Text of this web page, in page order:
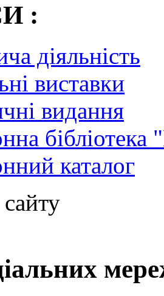
:
діяльність
виставки
видання
каталог